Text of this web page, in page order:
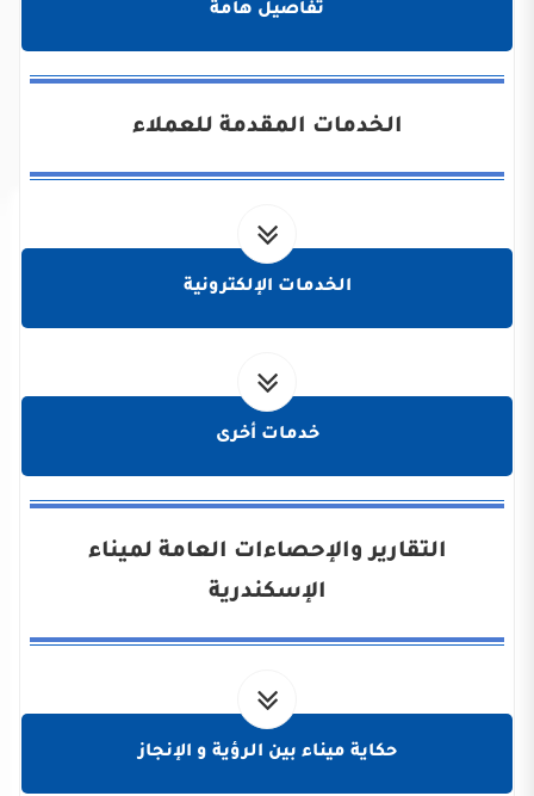
تفاصيل هامة
الخدمات المقدمة للعملاء
الخدمات الإلكترونية
خدمات أخرى
التقارير والإحصاءات العامة لميناء
الإسكندرية
حكاية ميناء بين الرؤية و الإنجاز